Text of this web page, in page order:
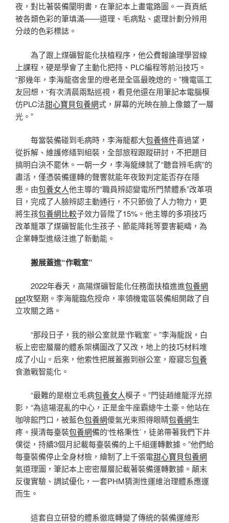
夜，對比著裝備闡明書，在筆記本上畫電路圖。一頁頁紙
被各類色彩的筆填滿——道理、毛病點、處理計劃分辨用
分歧的色彩標誌。
為了跟上煤礦智能化扶植程序，他公費報論理學習線
上課程，硬是學會了主動化把持、PLC編程等前沿技巧。
“那幾年，李海龍宿舍里的燈老是全區最晚熄的。”機電區工
友回想，“有次清晨兩點巡視，看見他還在用筆記本電腦模
仿PLC法甜心寶貝包養網式，屏幕的光映在臉上像鍍了一層
光。”
每當裝備碰到毛病時，李海龍都大包養條件喜過望，
從拆解、維護修繕到組裝，全部旅程跟蹤研討，不把題目
搞明白決不罷休。一朝一夕，李海龍練就了“聽音辨毛病”的
盡活，僅憑裝備運轉的聲響就能年夜致判定能否存在隱
患。由包養女人他主導的“職員辨認變電所門禁體系”改革項
目，完成了人臉辨認主動通行，不只節儉了人力物力，更
將生孩包養網比較子效力晉陞了15%。他主導的多項技巧
改革籠罩了煤礦智能化生孩子、節能降耗等要害範疇，為
企業轉型進級注進了新動能。
搬展蓋進“作戰室”
2022年春天，高陽煤礦智能化任務面扶植進進包養網
ppt攻堅期。李海龍臨危授命，率領機電區裝備組開啟了自
立攻關之路。
“那段日子，我的辦公室就是‘作戰室’。”李海龍說，白
板上密密層層的體系架構圖改了又改，地上的技巧材料堆
成了小山。后來，他索性把展蓋搬到辦公室，廢寢忘包養
食激戰智能化。
“最難的是樹立毛病包養女人模子。”門徒趙維龍浮光掠
影，“為這場混亂的中心，正是金牛座霸總牛土豪。他站在
咖啡館門口，被藍色包養網傻氣光束照得眼睛包養網生
疼。摸清每臺裝包養網備的‘性格秉性’，徒弟帶著我們下井
僕從，持續3個月記載每臺裝備的上千組運轉數據。”他們給
每臺裝備停止全身材檢，繪制了上千張電甜心寶貝包養網
氣道理圖，筆記本上密密層層記載著裝備運轉數據。顛末
反復實驗、調試優化，一套PHM猜測性運維治理體系應運
而生。
這套自立研發的體系徹底轉變了傳統的裝備運維形